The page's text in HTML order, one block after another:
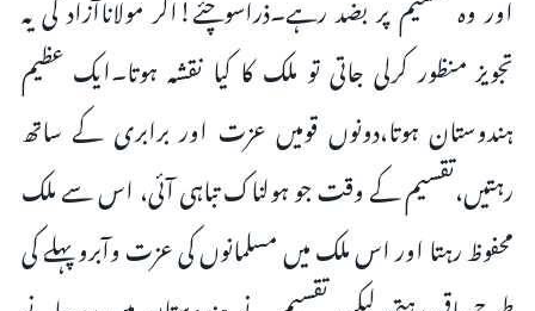
تجویز منظور کرلی جاتی تو ملک کا کیا نقشہ ہوتا۔ایک عظیم
ہندوستان ہوتا،دونوں قومیں عزت اور برابری کے ساتھ
رہتیں،تقسیم کے وقت جو ہولناک تباہی آئی، اس سے ملک
محفوظ رہتا اور اس ملک میں مسلمانوں کی عزت وآبرو پہلے کی